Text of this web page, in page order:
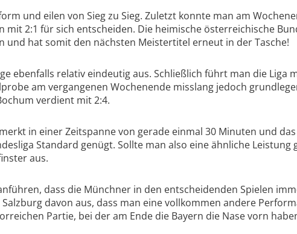
und eilen von Sieg zu Sieg. Zuletzt konnte man am
mit 2:1 für sich entscheiden. Die heimische österreichische
und hat somit den nächsten Meistertitel erneut in der Tasche!
ebenfalls relativ eindeutig aus. Schließlich führt man die Liga
am vergangenen Wochenende misslang jedoch
verdient mit 2:4.
in einer Zeitspanne von gerade einmal 30 Minuten und
Standard genügt. Sollte man also eine ähnliche Leistung
aus.
dass die Münchner in den entscheidenden Spielen
davon aus, dass man eine vollkommen andere
Partie, bei der am Ende die Bayern die Nase vorn